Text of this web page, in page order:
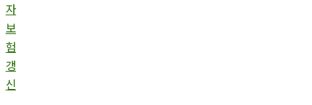
자
보
험
갱
신